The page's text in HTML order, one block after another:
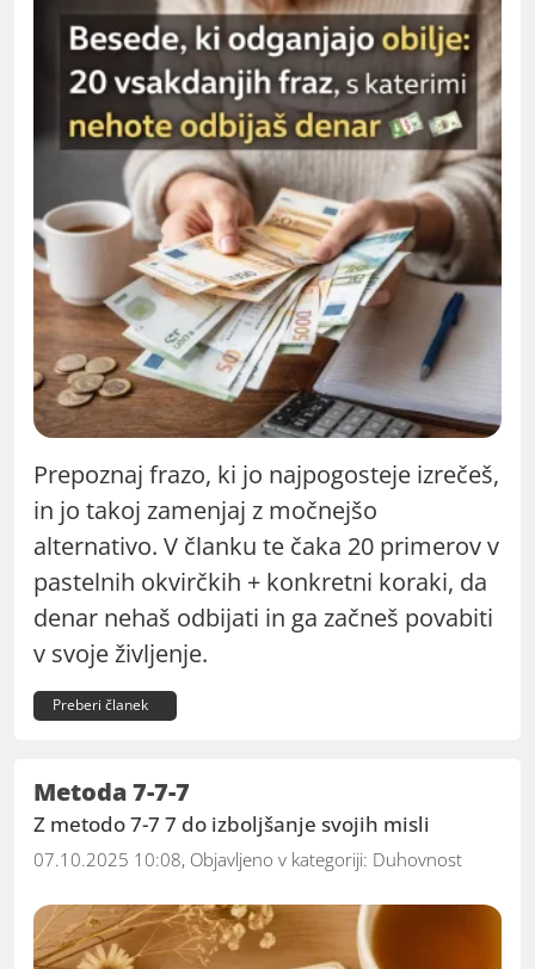
Prepoznaj frazo, ki jo najpogosteje izrečeš,
in jo takoj zamenjaj z močnejšo
alternativo. V članku te čaka 20 primerov v
pastelnih okvirčkih + konkretni koraki, da
denar nehaš odbijati in ga začneš povabiti
v svoje življenje.
Preberi članek
Metoda 7-7-7
Z metodo 7-7 7 do izboljšanje svojih misli
07.10.2025 10:08, Objavljeno v kategoriji: Duhovnost